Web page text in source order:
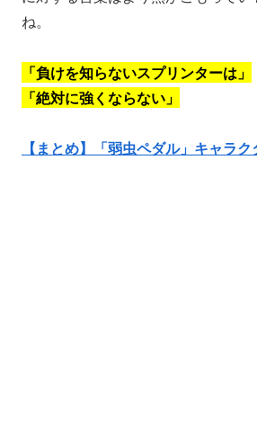
ね。
「負けを知らないスプリンターは」
「絶対に強くならない」
【まとめ】「弱虫ペダル」キャラ